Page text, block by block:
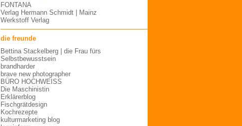
FONTANA
Verlag Hermann Schmidt | Mainz
Werkstoff Verlag
die freunde
Bettina Stackelberg | die Frau fürs
Selbstbewusstsein
brandharder
brave new photographer
BÜRO HOCHWEISS
Die Maschinistin
Erklärerblog
Fischgrätdesign
Kochrezepte
kulturmarketing blog